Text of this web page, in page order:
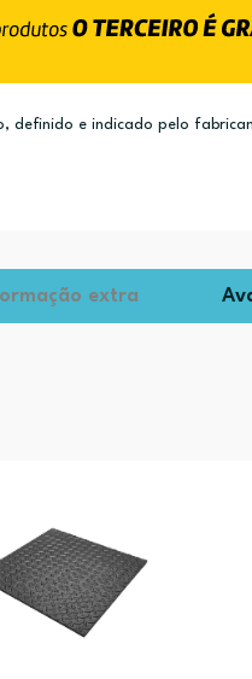
definido e indicado pelo
extra